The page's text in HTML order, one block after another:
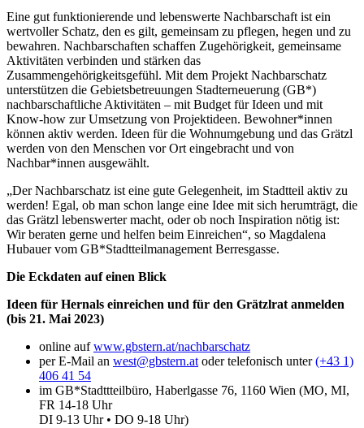
Eine gut funktionierende und lebenswerte Nachbarschaft ist ein
wertvoller Schatz, den es gilt, gemeinsam zu pflegen, hegen und zu
bewahren. Nachbarschaften schaffen Zugehörigkeit, gemeinsame
Aktivitäten verbinden und stärken das
Zusammengehörigkeitsgefühl. Mit dem Projekt Nachbarschatz
unterstützen die Gebietsbetreuungen Stadterneuerung (GB*)
nachbarschaftliche Aktivitäten – mit Budget für Ideen und mit
Know-how zur Umsetzung von Projektideen. Bewohner*innen
können aktiv werden. Ideen für die Wohnumgebung und das Grätzl
werden von den Menschen vor Ort eingebracht und von
Nachbar*innen ausgewählt.
„Der Nachbarschatz ist eine gute Gelegenheit, im Stadtteil aktiv zu
werden! Egal, ob man schon lange eine Idee mit sich herumträgt, die
das Grätzl lebenswerter macht, oder ob noch Inspiration nötig ist:
Wir beraten gerne und helfen beim Einreichen“, so Magdalena
Hubauer vom GB*Stadtteilmanagement Berresgasse.
Die Eckdaten auf einen Blick
Ideen für Hernals einreichen und für den Grätzlrat anmelden
(bis 21. Mai 2023)
online aufwww.gbstern.at/nachbarschatz
per E-Mail an west@gbstern.atoder telefonisch unter(+43 1)
406 41 54
im GB*Stadttteilbüro, Haberlgasse 76, 1160 Wien (MO, MI,
FR 14-18 Uhr
DI 9-13 Uhr • DO 9-18 Uhr)